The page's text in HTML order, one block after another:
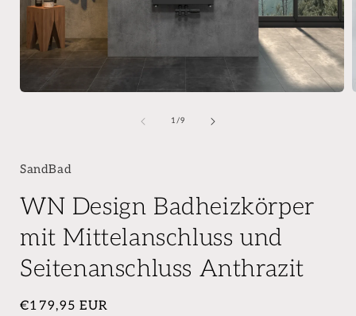
1/von
9
SandBad
WN Design Badheizkörper
mit Mittelanschluss und
Seitenanschluss Anthrazit
Normaler
€179,95 EUR